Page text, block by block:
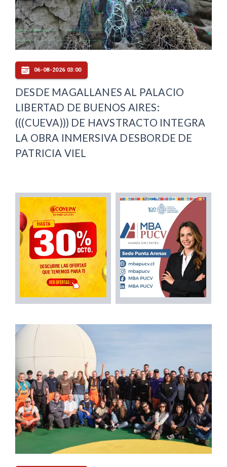
06-08-2026 03:00
DESDE MAGALLANES AL PALACIO
LIBERTAD DE BUENOS AIRES:
(((CUEVA))) DE HAVSTRACTO INTEGRA
LA OBRA INMERSIVA DESBORDE DE
PATRICIA VIEL